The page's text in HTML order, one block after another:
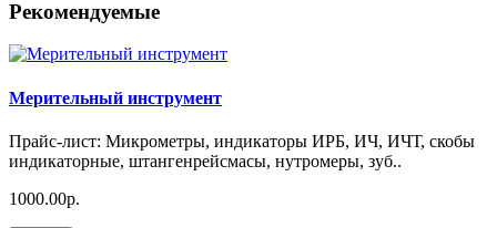
Рекомендуемые
Мерительный инструмент
Прайс-лист: Микрометры, индикаторы ИРБ, ИЧ, ИЧТ, скобы
индикаторные, штангенрейсмасы, нутромеры, зуб..
1000.00р.